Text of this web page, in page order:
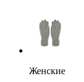
Женские